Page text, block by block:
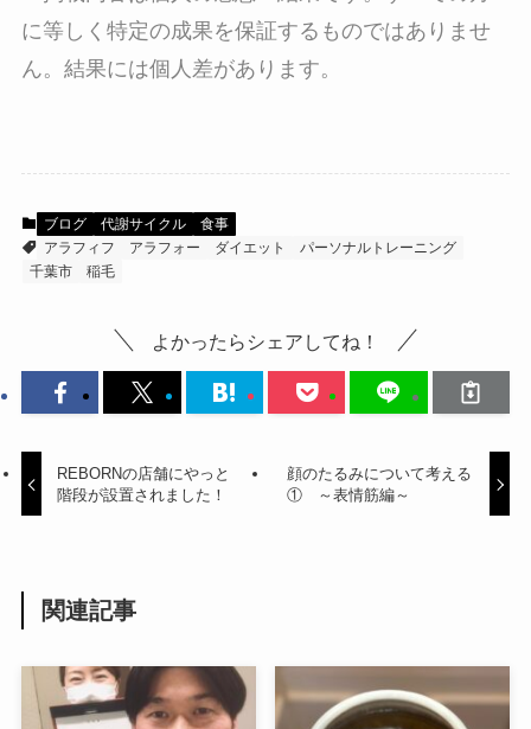
に等しく特定の成果を保証するものではありませ
ん。結果には個人差があります。
ブログ 代謝サイクル
食事
アラフィフ
アラフォー ダイエット
パーソナルトレーニング
千葉市
稲毛
よかったらシェアしてね！
REBORNの店舗にやっと
階段が設置されました！
顔のたるみについて考える
① ～表情筋編～
関連記事